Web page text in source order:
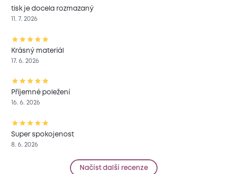
tisk je docela rozmazaný
11. 7. 2026
Krásný materiál
17. 6. 2026
Příjemné poležení
16. 6. 2026
Super spokojenost
8. 6. 2026
Načíst další recenze